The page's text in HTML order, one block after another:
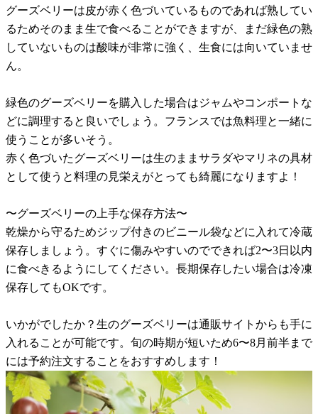
グーズベリーは皮が赤く色づいているものであれば熟してい
るためそのまま生で食べることができますが、まだ緑色の熟
していないものは酸味が非常に強く、生食には向いていませ
ん。
緑色のグーズベリーを購入した場合はジャムやコンポートな
どに調理すると良いでしょう。フランスでは魚料理と一緒に
使うことが多いそう。
赤く色づいたグーズベリーは生のままサラダやマリネの具材
として使うと料理の見栄えがとっても綺麗になりますよ！
〜グーズベリーの上手な保存方法〜
乾燥から守るためジップ付きのビニール袋などに入れて冷蔵
保存しましょう。すぐに傷みやすいのでできれば2〜3日以内
に食べきるようにしてください。長期保存したい場合は冷凍
保存してもOKです。
いかがでしたか？生のグーズベリーは通販サイトからも手に
入れることが可能です。旬の時期が短いため6〜8月前半まで
には予約注文することをおすすめします！